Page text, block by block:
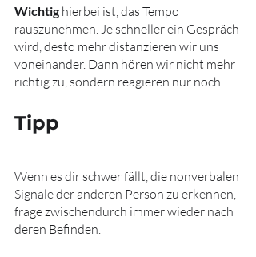
Wichtig hierbei ist, das Tempo
rauszunehmen. Je schneller ein Gespräch
wird, desto mehr distanzieren wir uns
voneinander. Dann hören wir nicht mehr
richtig zu, sondern reagieren nur noch.
Tipp
Wenn es dir schwer fällt, die nonverbalen
Signale der anderen Person zu erkennen,
frage zwischendurch immer wieder nach
deren Befinden.